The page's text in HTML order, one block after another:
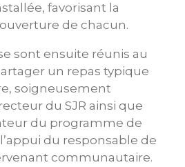
favorisant la
de chacun.
sont ensuite réunis au
un repas typique
soigneusement
du SJR ainsi que
du programme de
du responsable de
communautaire.